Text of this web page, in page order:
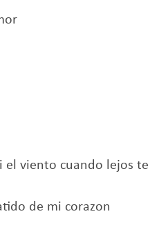
el viento cuando lejos te
de mi corazon